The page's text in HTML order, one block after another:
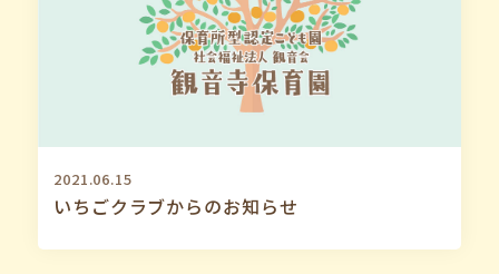
2021.06.15
いちごクラブからのお知らせ